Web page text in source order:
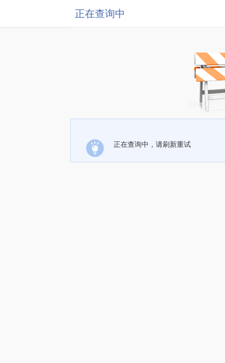
正在查询中
正在查询中，请刷新重试